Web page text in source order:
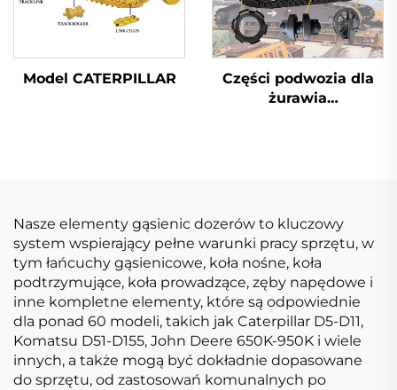
Model CATERPILLAR
Części podwozia dla
żurawia
Nasze elementy gąsienic dozerów to kluczowy
system wspierający pełne warunki pracy sprzętu, w
tym łańcuchy gąsienicowe, koła nośne, koła
podtrzymujące, koła prowadzące, zęby napędowe i
inne kompletne elementy, które są odpowiednie
dla ponad 60 modeli, takich jak Caterpillar D5-D11,
Komatsu D51-D155, John Deere 650K-950K i wiele
innych, a także mogą być dokładnie dopasowane
do sprzętu, od zastosowań komunalnych po